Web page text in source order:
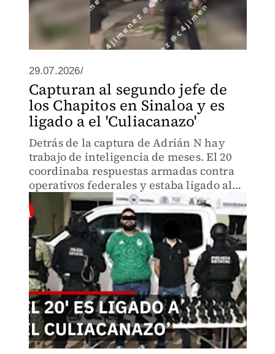
29.07.2026/
Capturan al segundo jefe de
los Chapitos en Sinaloa y es
ligado a el 'Culiacanazo'
Detrás de la captura de Adrián N hay
trabajo de inteligencia de meses. El 20
coordinaba respuestas armadas contra
operativos federales y estaba ligado al
ataque de 2016 que dejó 10 militares
muertos. Su detención expone la
estructura de los Chapitos.